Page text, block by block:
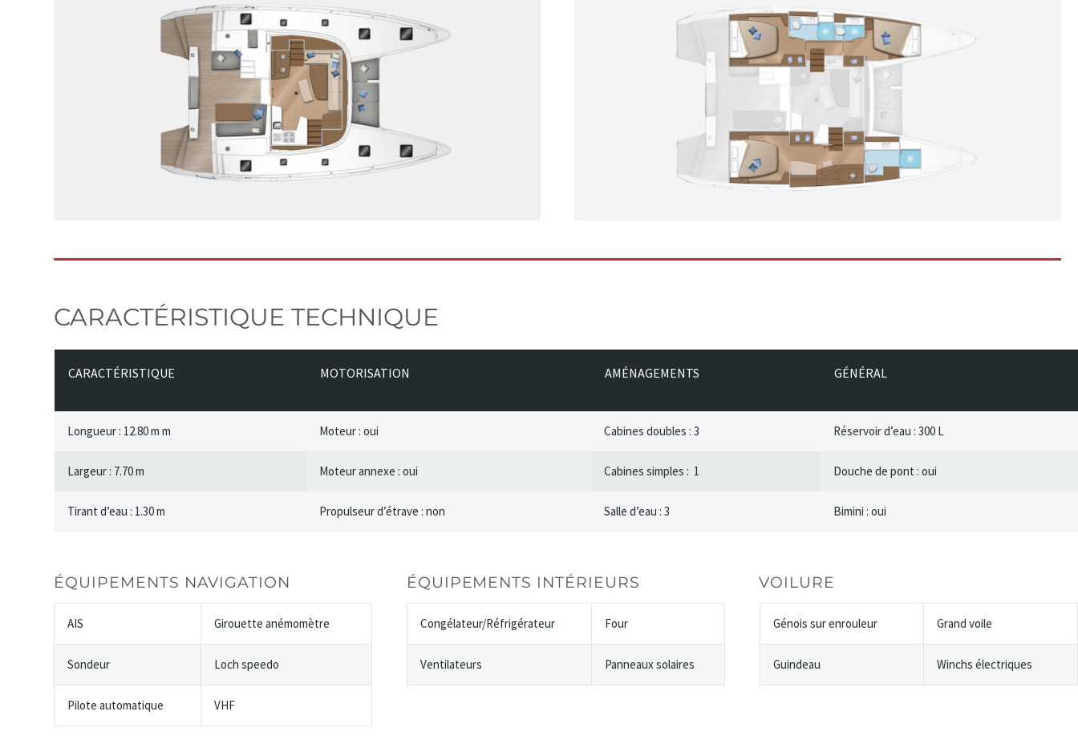
CARACTÉRISTIQUE TECHNIQUE
CARACTÉRISTIQUE MOTORISATION AMÉNAGEMENTS GÉNÉRAL
Longueur : 12.80 m m Moteur : oui Cabines doubles : 3 Réservoir d’eau : 300 L
Largeur : 7.70 m Moteur annexe : oui Cabines simples : 1 Douche de pont : oui
Tirant d’eau : 1.30 m Propulseur d’étrave : non Salle d’eau : 3 Bimini : oui
ÉQUIPEMENTS NAVIGATION
AIS Girouette anémomètre
Sondeur Loch speedo
Pilote automatique VHF
ÉQUIPEMENTS INTÉRIEURS
Congélateur/Réfrigérateur Four
Ventilateurs Panneaux solaires
VOILURE
Génois sur enrouleur Grand voile
Guindeau Winchs électriques